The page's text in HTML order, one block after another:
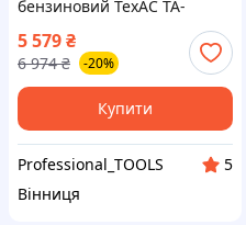
бензиновий ТехАС TA-
GA1900)
5 579₴
6 974 ₴ -20%
Купити
Professional_TOOLS
5
Вінниця